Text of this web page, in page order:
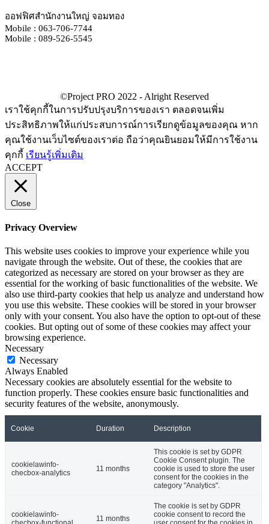
ออฟฟิศสำนักงานใหญ่ จอมทอง
Mobile : 063-706-7744
Mobile : 089-526-5545
เราใช้คุกกี้ในการปรับปรุงบริการของเรา ตลอดจนเพิ่ม
ประสิทธิภาพให้แก่ประสบการณ์การเรียกดูข้อมูลของคุณ หาก
คุณใช้งานเว็บไซต์ของเราต่อ ถือว่าคุณยินยอมให้มีการใช้งาน
คุกกี้ เรียนรู้เพิ่มเติม
ACCEPT
Close
Privacy Overview
This website uses cookies to improve your experience while you
navigate through the website. Out of these, the cookies that are
categorized as necessary are stored on your browser as they are
essential for the working of basic functionalities of the website. We
also use third-party cookies that help us analyze and understand how
you use this website. These cookies will be stored in your browser
only with your consent. You also have the option to opt-out of these
cookies. But opting out of some of these cookies may affect your
browsing experience.
Necessary
Necessary
Always Enabled
Necessary cookies are absolutely essential for the website to
function properly. These cookies ensure basic functionalities and
security features of the website, anonymously.
Cookie Duration Description
cookielawinfo-
checbox-analytics
11 months
This cookie is set by GDPR
Cookie Consent plugin. The
cookie is used to store the user
consent for the cookies in the
category "Analytics".
cookielawinfo-
11 months
The cookie is set by GDPR
cookie consent to record the